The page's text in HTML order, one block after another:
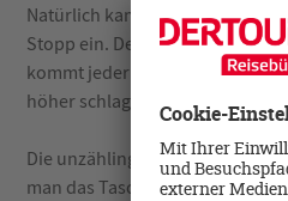
Natürlich kam auch das
Stopp ein. Der Night Bazar in
kommt jeder auf seinen
höher schlagen.
Die unzählingen thailändischen
man das Taschentuch nicht